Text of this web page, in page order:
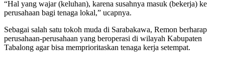
“Hal yang wajar (keluhan), karena susahnya masuk (bekerja) ke
perusahaan bagi tenaga lokal,” ucapnya.
Sebagai salah satu tokoh muda di Sarabakawa, Remon berharap
perusahaan-perusahaan yang beroperasi di wilayah Kabupaten
Tabalong agar bisa memprioritaskan tenaga kerja setempat.